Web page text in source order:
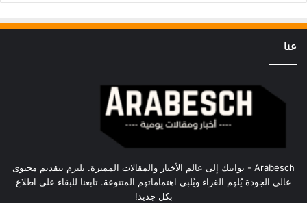
عنا
Arabesch - بوابتك إلى عالم الأخبار والمقالات المميزة. نلتزم بتقديم محتوى
عالي الجودة يُلهم القراء ويُلبي اهتماماتهم المتنوعة. تابعنا للبقاء على اطلاع
بكل جديد!